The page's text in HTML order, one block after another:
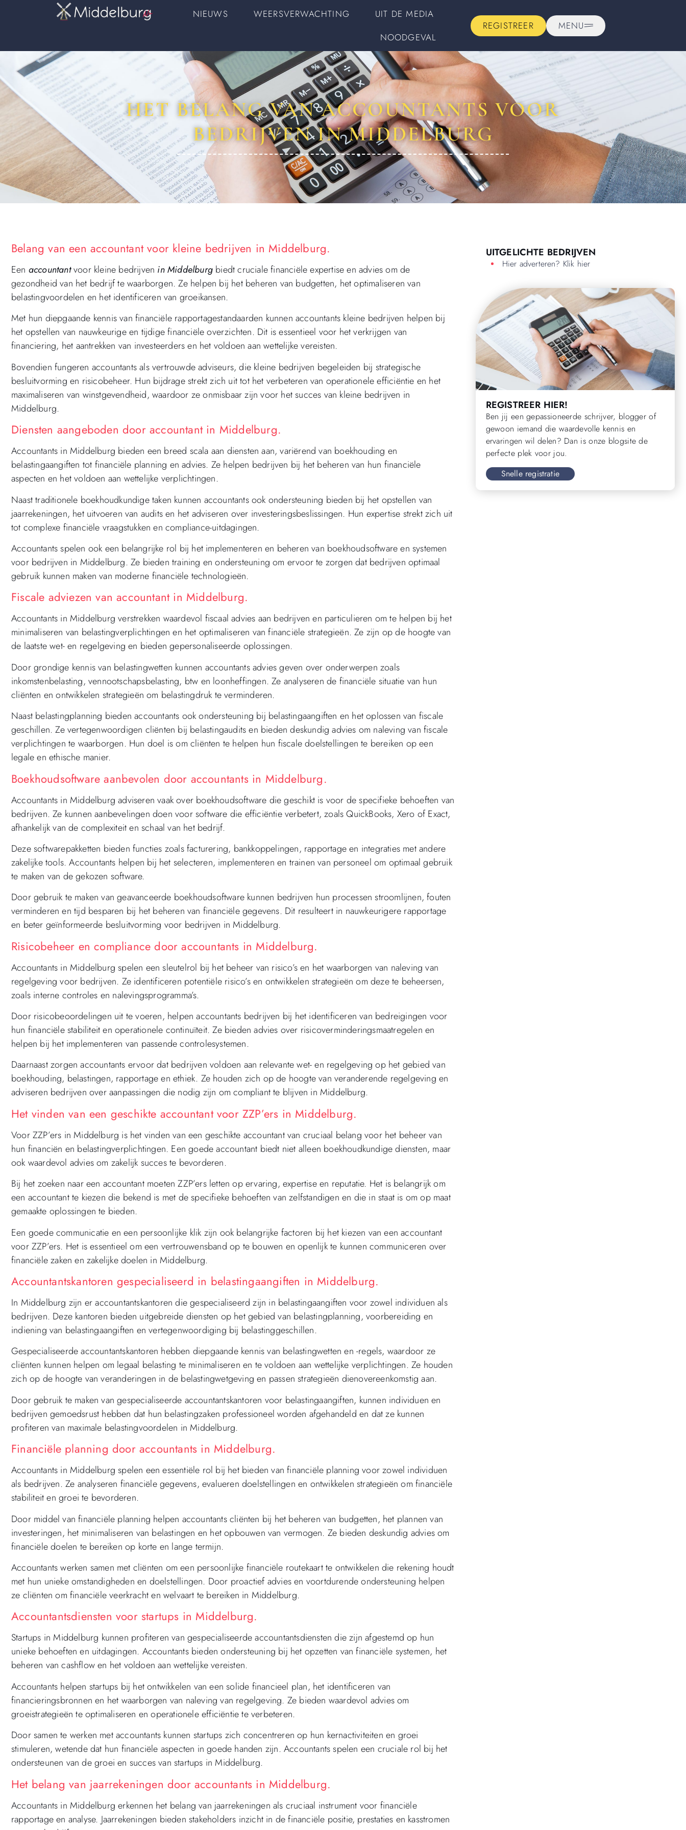
NIEUWS WEERSVERWACHTING
UIT DE MEDIA
NOODGEVAL
REGISTREER MENU
HET BELANG VAN ACCOUNTANTS VOOR
BEDRIJVEN IN MIDDELBURG
Belang van een accountant voor kleine bedrijven in Middelburg.
Een accountantvoor kleine bedrijven in Middelburg biedt cruciale financiële expertise en advies om de
gezondheid van het bedrijf te waarborgen. Ze helpen bij het beheren van budgetten, het optimaliseren van
belastingvoordelen en het identificeren van groeikansen.
Met hun diepgaande kennis van financiële rapportagestandaarden kunnen accountants kleine bedrijven helpen bij
het opstellen van nauwkeurige en tijdige financiële overzichten. Dit is essentieel voor het verkrijgen van
financiering, het aantrekken van investeerders en het voldoen aan wettelijke vereisten.
Bovendien fungeren accountants als vertrouwde adviseurs, die kleine bedrijven begeleiden bij strategische
besluitvorming en risicobeheer. Hun bijdrage strekt zich uit tot het verbeteren van operationele efficiëntie en het
maximaliseren van winstgevendheid, waardoor ze onmisbaar zijn voor het succes van kleine bedrijven in
Middelburg.
Diensten aangeboden door accountant in Middelburg.
Accountants in Middelburg bieden een breed scala aan diensten aan, variërend van boekhouding en
belastingaangiften tot financiële planning en advies. Ze helpen bedrijven bij het beheren van hun financiële
aspecten en het voldoen aan wettelijke verplichtingen.
Naast traditionele boekhoudkundige taken kunnen accountants ook ondersteuning bieden bij het opstellen van
jaarrekeningen, het uitvoeren van audits en het adviseren over investeringsbeslissingen. Hun expertise strekt zich uit
tot complexe financiële vraagstukken en compliance-uitdagingen.
Accountants spelen ook een belangrijke rol bij het implementeren en beheren van boekhoudsoftware en systemen
voor bedrijven in Middelburg. Ze bieden training en ondersteuning om ervoor te zorgen dat bedrijven optimaal
gebruik kunnen maken van moderne financiële technologieën.
Fiscale adviezen van accountant in Middelburg.
Accountants in Middelburg verstrekken waardevol fiscaal advies aan bedrijven en particulieren om te helpen bij het
minimaliseren van belastingverplichtingen en het optimaliseren van financiële strategieën. Ze zijn op de hoogte van
de laatste wet- en regelgeving en bieden gepersonaliseerde oplossingen.
Door grondige kennis van belastingwetten kunnen accountants advies geven over onderwerpen zoals
inkomstenbelasting, vennootschapsbelasting, btw en loonheffingen. Ze analyseren de financiële situatie van hun
cliënten en ontwikkelen strategieën om belastingdruk te verminderen.
Naast belastingplanning bieden accountants ook ondersteuning bij belastingaangiften en het oplossen van fiscale
geschillen. Ze vertegenwoordigen cliënten bij belastingaudits en bieden deskundig advies om naleving van fiscale
verplichtingen te waarborgen. Hun doel is om cliënten te helpen hun fiscale doelstellingen te bereiken op een
legale en ethische manier.
Boekhoudsoftware aanbevolen door accountants in Middelburg.
Accountants in Middelburg adviseren vaak over boekhoudsoftware die geschikt is voor de specifieke behoeften van
bedrijven. Ze kunnen aanbevelingen doen voor software die efficiëntie verbetert, zoals QuickBooks, Xero of Exact,
afhankelijk van de complexiteit en schaal van het bedrijf.
Deze softwarepakketten bieden functies zoals facturering, bankkoppelingen, rapportage en integraties met andere
zakelijke tools. Accountants helpen bij het selecteren, implementeren en trainen van personeel om optimaal gebruik
te maken van de gekozen software.
Door gebruik te maken van geavanceerde boekhoudsoftware kunnen bedrijven hun processen stroomlijnen, fouten
verminderen en tijd besparen bij het beheren van financiële gegevens. Dit resulteert in nauwkeurigere rapportage
en beter geïnformeerde besluitvorming voor bedrijven in Middelburg.
Risicobeheer en compliance door accountants in Middelburg.
Accountants in Middelburg spelen een sleutelrol bij het beheer van risico’s en het waarborgen van naleving van
regelgeving voor bedrijven. Ze identificeren potentiële risico’s en ontwikkelen strategieën om deze te beheersen,
zoals interne controles en nalevingsprogramma’s.
Door risicobeoordelingen uit te voeren, helpen accountants bedrijven bij het identificeren van bedreigingen voor
hun financiële stabiliteit en operationele continuïteit. Ze bieden advies over risicoverminderingsmaatregelen en
helpen bij het implementeren van passende controlesystemen.
Daarnaast zorgen accountants ervoor dat bedrijven voldoen aan relevante wet- en regelgeving op het gebied van
boekhouding, belastingen, rapportage en ethiek. Ze houden zich op de hoogte van veranderende regelgeving en
adviseren bedrijven over aanpassingen die nodig zijn om compliant te blijven in Middelburg.
Het vinden van een geschikte accountant voor ZZP’ers in Middelburg.
Voor ZZP’ers in Middelburg is het vinden van een geschikte accountant van cruciaal belang voor het beheer van
hun financiën en belastingverplichtingen. Een goede accountant biedt niet alleen boekhoudkundige diensten, maar
ook waardevol advies om zakelijk succes te bevorderen.
Bij het zoeken naar een accountant moeten ZZP’ers letten op ervaring, expertise en reputatie. Het is belangrijk om
een accountant te kiezen die bekend is met de specifieke behoeften van zelfstandigen en die in staat is om op maat
gemaakte oplossingen te bieden.
Een goede communicatie en een persoonlijke klik zijn ook belangrijke factoren bij het kiezen van een accountant
voor ZZP’ers. Het is essentieel om een vertrouwensband op te bouwen en openlijk te kunnen communiceren over
financiële zaken en zakelijke doelen in Middelburg.
Accountantskantoren gespecialiseerd in belastingaangiften in Middelburg.
In Middelburg zijn er accountantskantoren die gespecialiseerd zijn in belastingaangiften voor zowel individuen als
bedrijven. Deze kantoren bieden uitgebreide diensten op het gebied van belastingplanning, voorbereiding en
indiening van belastingaangiften en vertegenwoordiging bij belastinggeschillen.
Gespecialiseerde accountantskantoren hebben diepgaande kennis van belastingwetten en -regels, waardoor ze
cliënten kunnen helpen om legaal belasting te minimaliseren en te voldoen aan wettelijke verplichtingen. Ze houden
zich op de hoogte van veranderingen in de belastingwetgeving en passen strategieën dienovereenkomstig aan.
Door gebruik te maken van gespecialiseerde accountantskantoren voor belastingaangiften, kunnen individuen en
bedrijven gemoedsrust hebben dat hun belastingzaken professioneel worden afgehandeld en dat ze kunnen
profiteren van maximale belastingvoordelen in Middelburg.
Financiële planning door accountants in Middelburg.
Accountants in Middelburg spelen een essentiële rol bij het bieden van financiële planning voor zowel individuen
als bedrijven. Ze analyseren financiële gegevens, evalueren doelstellingen en ontwikkelen strategieën om financiële
stabiliteit en groei te bevorderen.
Door middel van financiële planning helpen accountants cliënten bij het beheren van budgetten, het plannen van
investeringen, het minimaliseren van belastingen en het opbouwen van vermogen. Ze bieden deskundig advies om
financiële doelen te bereiken op korte en lange termijn.
Accountants werken samen met cliënten om een ​​persoonlijke financiële routekaart te ontwikkelen die rekening houdt
met hun unieke omstandigheden en doelstellingen. Door proactief advies en voortdurende ondersteuning helpen
ze cliënten om financiële veerkracht en welvaart te bereiken in Middelburg.
Accountantsdiensten voor startups in Middelburg.
Startups in Middelburg kunnen profiteren van gespecialiseerde accountantsdiensten die zijn afgestemd op hun
unieke behoeften en uitdagingen. Accountants bieden ondersteuning bij het opzetten van financiële systemen, het
beheren van cashflow en het voldoen aan wettelijke vereisten.
Accountants helpen startups bij het ontwikkelen van een solide financieel plan, het identificeren van
financieringsbronnen en het waarborgen van naleving van regelgeving. Ze bieden waardevol advies om
groeistrategieën te optimaliseren en operationele efficiëntie te verbeteren.
Door samen te werken met accountants kunnen startups zich concentreren op hun kernactiviteiten en groei
stimuleren, wetende dat hun financiële aspecten in goede handen zijn. Accountants spelen een cruciale rol bij het
ondersteunen van de groei en succes van startups in Middelburg.
Het belang van jaarrekeningen door accountants in Middelburg.
Accountants in Middelburg erkennen het belang van jaarrekeningen als cruciaal instrument voor financiële
rapportage en analyse. Jaarrekeningen bieden stakeholders inzicht in de financiële positie, prestaties en kasstromen
UITGELICHTE BEDRIJVEN
Hier adverteren? Klik hier
REGISTREER HIER!
Ben jij een gepassioneerde schrijver, blogger of
gewoon iemand die waardevolle kennis en
ervaringen wil delen? Dan is onze blogsite de
perfecte plek voor jou.
Snelle registratie